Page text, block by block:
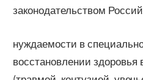
законодательством
нуждаемости в
восстановлении здоровья